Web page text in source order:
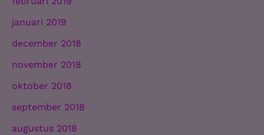
januari 2019
december 2018
november 2018
oktober 2018
september 2018
augustus 2018